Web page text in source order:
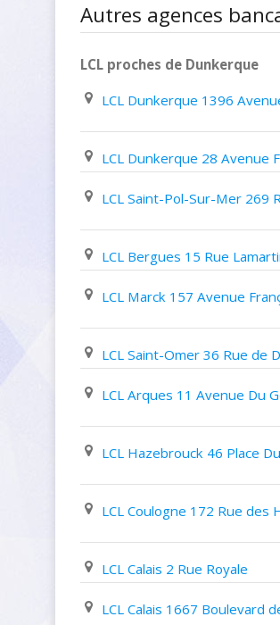
Autres agences
LCL proches de Dunkerque
LCL Bergues 15 Rue
LCL Calais 2 Rue Royale